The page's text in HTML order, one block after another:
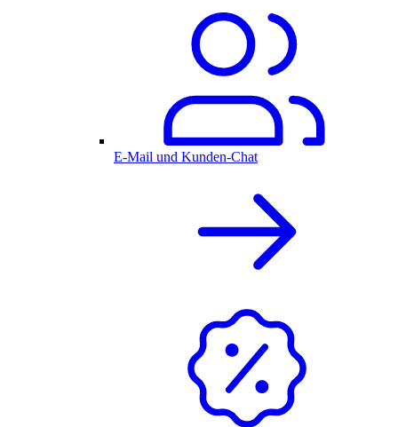
E-Mail und Kunden-Chat